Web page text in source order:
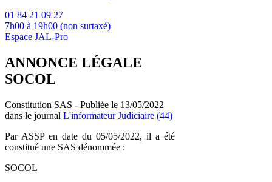
01 84 21 09 27
7h00 à 19h00 (non surtaxé)
Espace JAL-Pro
ANNONCE LÉGALE
SOCOL
Constitution SAS - Publiée le 13/05/2022
dans le journal L'informateur Judiciaire (44)
Par ASSP en date du 05/05/2022, il a été
constitué une SAS dénommée :
SOCOL